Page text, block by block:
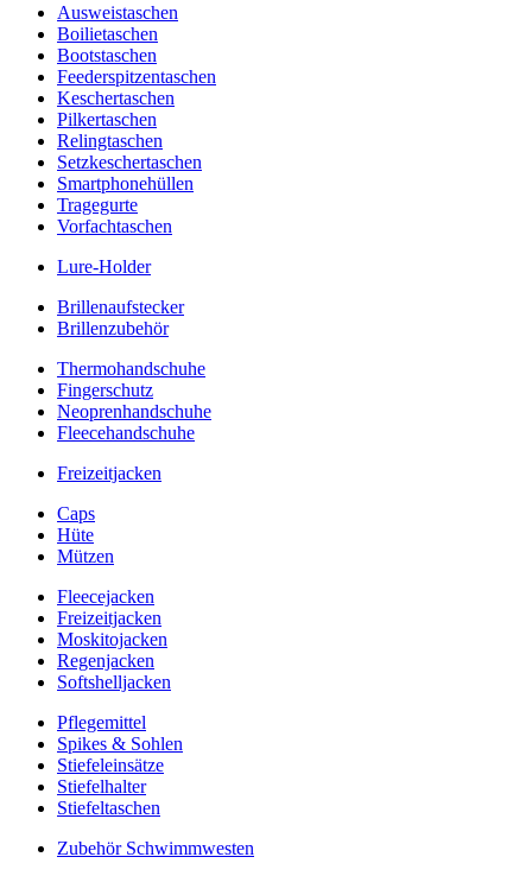
Ausweistaschen
Boilietaschen
Bootstaschen
Feederspitzentaschen
Keschertaschen
Pilkertaschen
Relingtaschen
Setzkeschertaschen
Smartphonehüllen
Tragegurte
Vorfachtaschen
Lure-Holder
Brillenaufstecker
Brillenzubehör
Thermohandschuhe
Fingerschutz
Neoprenhandschuhe
Fleecehandschuhe
Freizeitjacken
Caps
Hüte
Mützen
Fleecejacken
Freizeitjacken
Moskitojacken
Regenjacken
Softshelljacken
Pflegemittel
Spikes & Sohlen
Stiefeleinsätze
Stiefelhalter
Stiefeltaschen
Zubehör Schwimmwesten